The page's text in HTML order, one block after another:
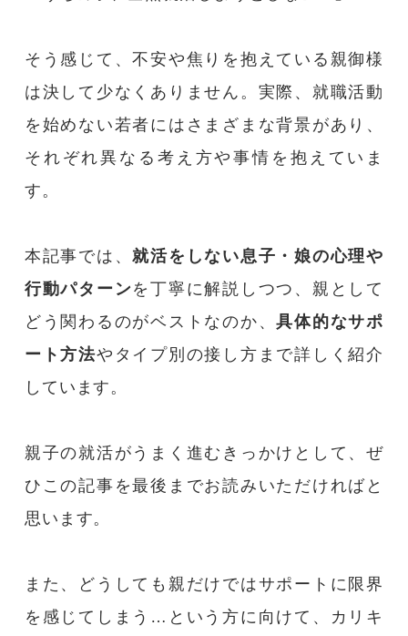
プライバシーポリシー
採用情報
大学生の親御様向け書籍のプレゼントページ
大学関係者の方へ
問い合わせフォーム
そう感じて、不安や焦りを抱えている親御様
は決して少なくありません。実際、就職活動
を始めない若者にはさまざまな背景があり、
それぞれ異なる考え方や事情を抱えていま
す。
本記事では、就活をしない息子・娘の心理や
行動パターンを丁寧に解説しつつ、親として
どう関わるのがベストなのか、具体的なサポ
ート方法やタイプ別の接し方まで詳しく紹介
しています。
親子の就活がうまく進むきっかけとして、ぜ
ひこの記事を最後までお読みいただければと
思います。
また、どうしても親だけではサポートに限界
を感じてしまう…という方に向けて、カリキ